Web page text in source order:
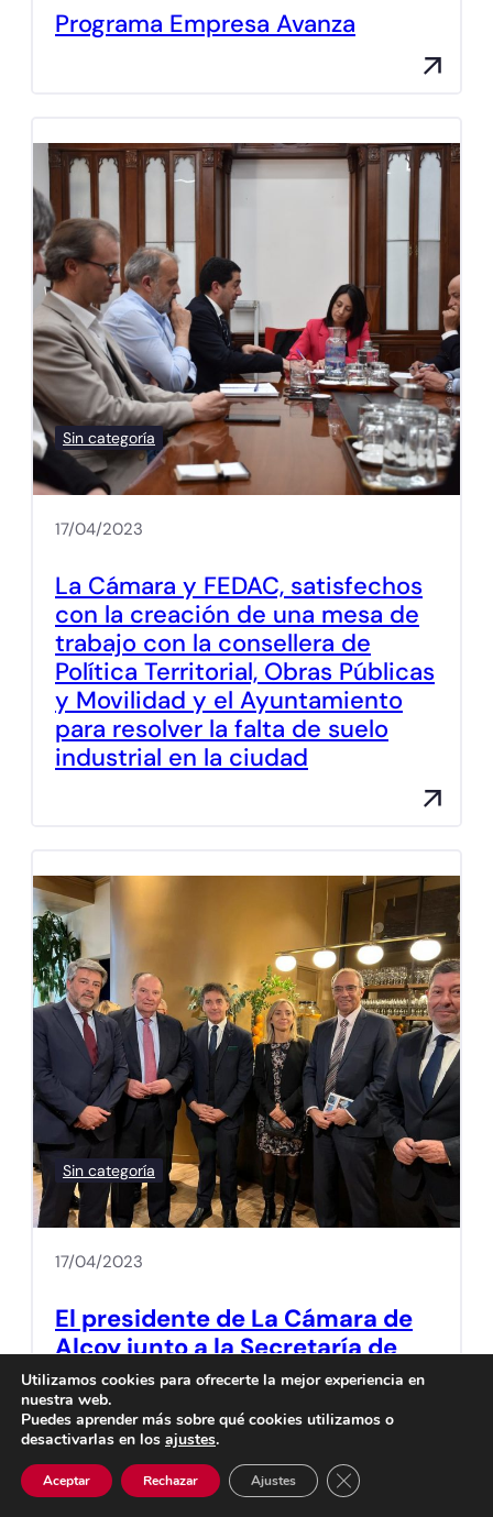
Programa Empresa Avanza
Sin categoría
17/04/2023
La Cámara y FEDAC, satisfechos
con la creación de una mesa de
trabajo con la consellera de
Política Territorial, Obras Públicas
y Movilidad y el Ayuntamiento
para resolver la falta de suelo
industrial en la ciudad
Sin categoría
17/04/2023
El presidente de La Cámara de
Alcoy junto a la Secretaría de
Turisme, presenta en Nueva
York la oferta turística de la
Comunitat
Utilizamos cookies para ofrecerte la mejor experiencia en
nuestra web.
Puedes aprender más sobre qué cookies utilizamos o
desactivarlas en los ajustes.
Aceptar Rechazar Ajustes Cerrar el banner de